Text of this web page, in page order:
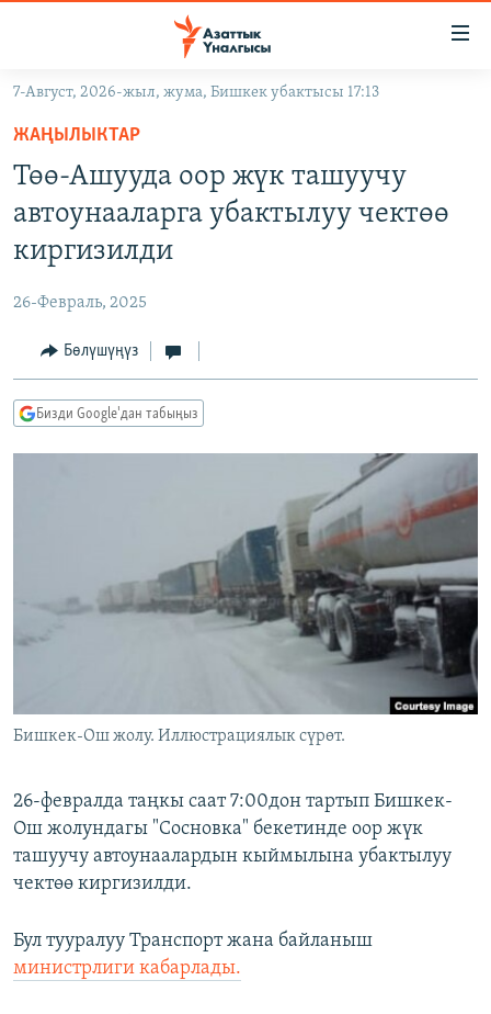
Навигацияга
өтүңүз
Издөөгө
салыңызКЫРГЫЗСТАН
МАДАНИЯТ
УКРАИНА
ТВ ПРОГРАММАЛАР
БҮГҮН АЗАТТЫКТА
ЫҢГАЙСЫЗ СУРООЛОР
ПОДКАСТ
Русский
7-Август, 2026-жыл, жума, Бишкек убактысы 17:13
ЖАҢЫЛЫКТАР
Төө-Ашууда оор жүк ташуучу
автоунааларга убактылуу чектөө
киргизилди
26-Февраль, 2025
Бөлүшүңүз
Бизди Google'дан табыңыз
Бишкек-Ош жолу. Иллюстрациялык сүрөт.
26-февралда таңкы саат 7:00дон тартып Бишкек-
Ош жолундагы "Сосновка" бекетинде оор жүк
ташуучу автоунаалардын кыймылына убактылуу
чектөө киргизилди.
Бул тууралуу Транспорт жана байланыш
министрлиги кабарлады.